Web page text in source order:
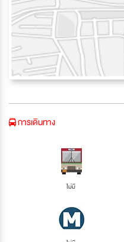
การเดินทาง
ไม่มี